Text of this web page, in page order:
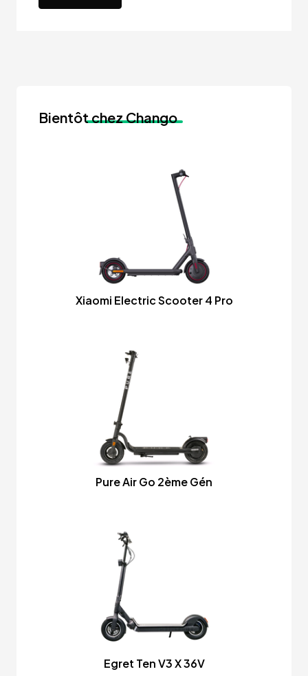
Bientôtchez Chango
Xiaomi Electric Scooter 4 Pro
Pure Air Go 2ème Gén
Egret Ten V3 X 36V